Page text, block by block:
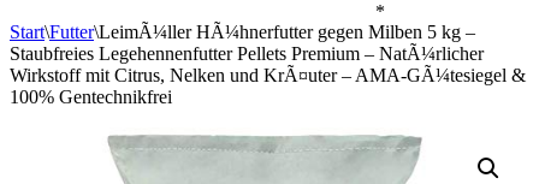
*
Start\Futter\LeimÃ¼ller HÃ¼hnerfutter gegen Milben 5 kg –
Staubfreies Legehennenfutter Pellets Premium – NatÃ¼rlicher
Wirkstoff mit Citrus, Nelken und KrÃ¤uter – AMA-GÃ¼tesiegel &
100% Gentechnikfrei